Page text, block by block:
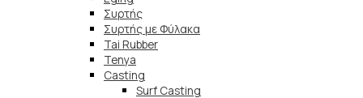
Συρτής
Συρτής με Φύλακα
Tai Rubber
Tenya
Casting
Surf Casting